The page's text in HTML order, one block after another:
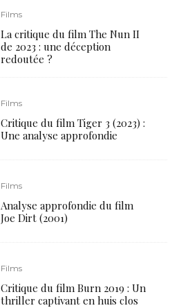
Films
La critique du film The Nun II
de 2023 : une déception
redoutée ?
Films
Critique du film Tiger 3 (2023) :
Une analyse approfondie
Films
Analyse approfondie du film
Joe Dirt (2001)
Films
Critique du film Burn 2019 : Un
thriller captivant en huis clos